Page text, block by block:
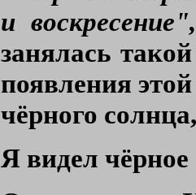
и
занялась
появления
чёрного
Я видел чёрное